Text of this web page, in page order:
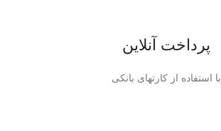
پرداخت آنلاین
با استفاده از کارتهای بانکی